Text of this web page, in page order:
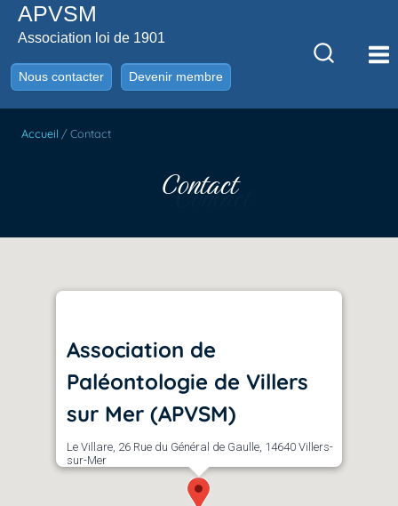
AllerAPVSM
Association loi de 1901
Nous contacter Devenir membre
Accueil /Contact
Contact
Association de
Paléontologie de Villers
sur Mer (APVSM)
Le Villare, 26 Rue du Général de Gaulle, 14640 Villers-
sur-Mer